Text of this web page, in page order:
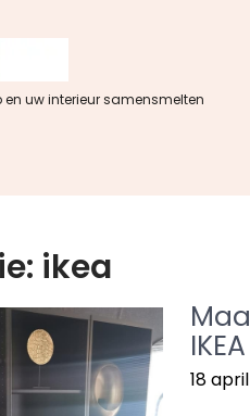
uw interieur samensmelten
ikea
18